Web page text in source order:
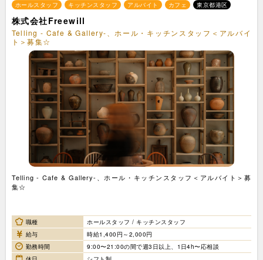
ホールスタッフ キッチンスタッフ アルバイト カフェ 東京都港区
株式会社Freewill
Telling - Cafe & Gallery-、ホール・キッチンスタッフ＜アルバイ
ト＞募集☆
Telling - Cafe & Gallery-、ホール・キッチンスタッフ＜アルバイト＞募
集☆
職種
ホールスタッフ / キッチンスタッフ
給与
時給1,400円～2,000円
勤務時間
9:00〜21:00の間で週3日以上、1日4h〜応相談